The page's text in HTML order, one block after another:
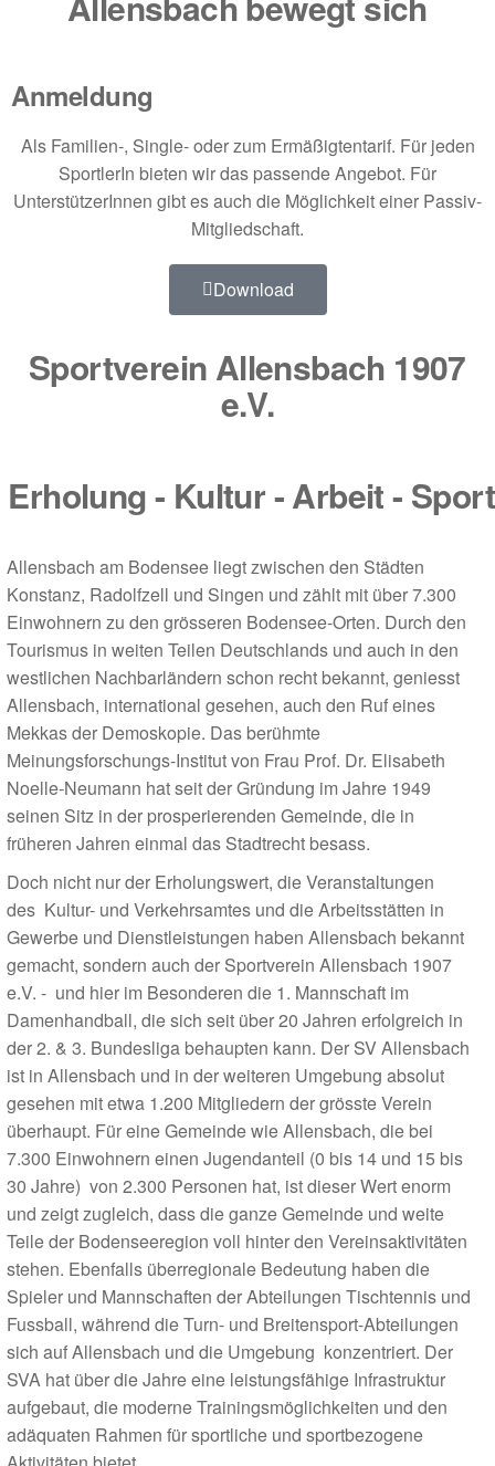
Anmeldung
Als Familien-, Single- oder zum Ermäßigtentarif. Für jeden
SportlerIn bieten wir das passende Angebot. Für
UnterstützerInnen gibt es auch die Möglichkeit einer Passiv-
Mitgliedschaft.
Download
Sportverein Allensbach 1907
e.V.
Erholung - Kultur - Arbeit - Sport
Allensbach am Bodensee liegt zwischen den Städten
Konstanz, Radolfzell und Singen und zählt mit über 7.300
Einwohnern zu den grösseren Bodensee-Orten. Durch den
Tourismus in weiten Teilen Deutschlands und auch in den
westlichen Nachbarländern schon recht bekannt, geniesst
Allensbach, international gesehen, auch den Ruf eines
Mekkas der Demoskopie. Das berühmte
Meinungsforschungs-Institut von Frau Prof. Dr. Elisabeth
Noelle-Neumann hat seit der Gründung im Jahre 1949
seinen Sitz in der prosperierenden Gemeinde, die in
früheren Jahren einmal das Stadtrecht besass.
Doch nicht nur der Erholungswert, die Veranstaltungen
des Kultur- und Verkehrsamtes und die Arbeitsstätten in
Gewerbe und Dienstleistungen haben Allensbach bekannt
gemacht, sondern auch der Sportverein Allensbach 1907
e.V. - und hier im Besonderen die 1. Mannschaft im
Damenhandball, die sich seit über 20 Jahren erfolgreich in
der 2. & 3. Bundesliga behaupten kann. Der SV Allensbach
ist in Allensbach und in der weiteren Umgebung absolut
gesehen mit etwa 1.200 Mitgliedern der grösste Verein
überhaupt. Für eine Gemeinde wie Allensbach, die bei
7.300 Einwohnern einen Jugendanteil (0 bis 14 und 15 bis
30 Jahre) von 2.300 Personen hat, ist dieser Wert enorm
und zeigt zugleich, dass die ganze Gemeinde und weite
Teile der Bodenseeregion voll hinter den Vereinsaktivitäten
stehen. Ebenfalls überregionale Bedeutung haben die
Spieler und Mannschaften der Abteilungen Tischtennis und
Fussball, während die Turn- und Breitensport-Abteilungen
sich auf Allensbach und die Umgebung konzentriert. Der
SVA hat über die Jahre eine leistungsfähige Infrastruktur
aufgebaut, die moderne Trainingsmöglichkeiten und den
adäquaten Rahmen für sportliche und sportbezogene